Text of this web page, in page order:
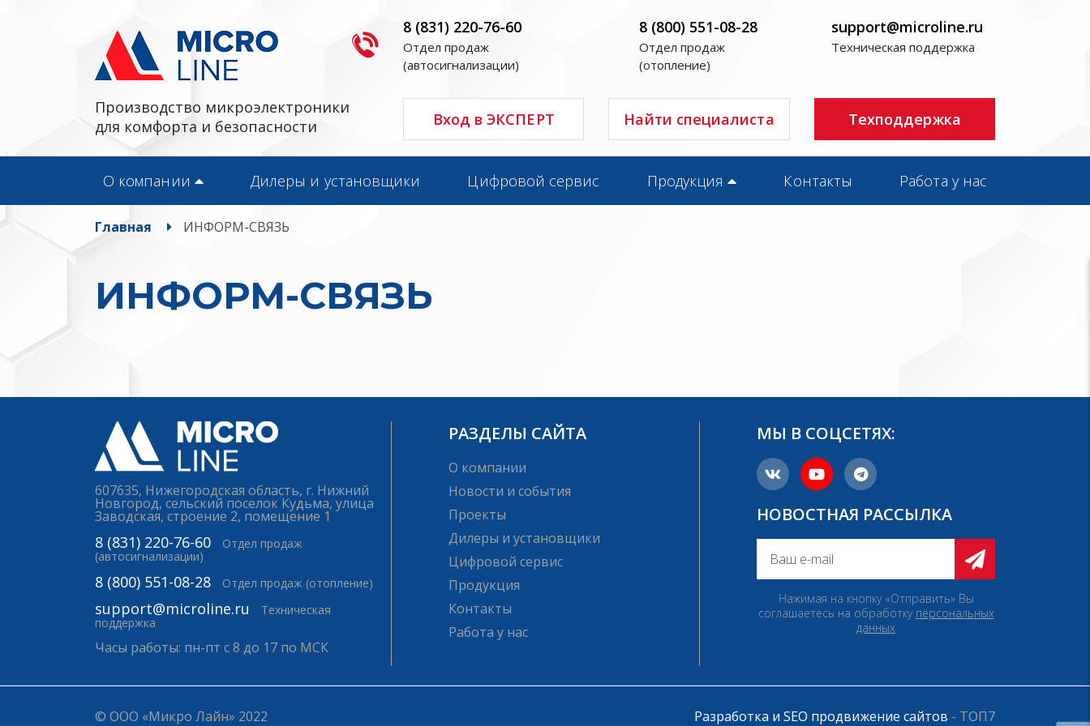
Производство микроэлектроники
для комфорта и безопасности
8 (831) 220-76-60
Отдел продаж
(автосигнализации)
8 (800) 551-08-28
Отдел продаж
(отопление)
support@microline.ru
Техническая поддержка
Вход в ЭКСПЕРТ Найти специалиста Техподдержка
О компании Дилеры и установщики Цифровой сервис Продукция Контакты Работа у нас
Главная ИНФОРМ-СВЯЗЬ
ИНФОРМ-СВЯЗЬ
607635, Нижегородская область, г. Нижний
Новгород, сельский поселок Кудьма, улица
Заводская, строение 2, помещение 1
8 (831) 220-76-60
Отдел продаж
(автосигнализации)
8 (800) 551-08-28 Отдел продаж (отопление)
support@microline.ru
Техническая
поддержка
Часы работы: пн-пт с 8 до 17 по МСК
РАЗДЕЛЫ САЙТА
О компании
Новости и события
Проекты
Дилеры и установщики
Цифровой сервис
Продукция
Контакты
Работа у нас
МЫ В СОЦСЕТЯХ:
НОВОСТНАЯ РАССЫЛКА
Нажимая на кнопку «Отправить» Вы
соглашаетесь на обработку персональных
данных
© ООО «Микро Лайн» 2022 Разработка и SEO продвижение сайтов - ТОП7